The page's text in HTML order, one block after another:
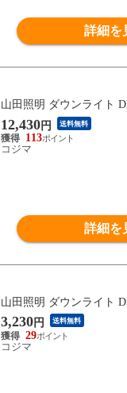
詳細を
山田照明 ダウンライト
12,430円 送料無料
113
コジマ
詳細を
山田照明 ダウンライト
3,230円 送料無料
29
コジマ